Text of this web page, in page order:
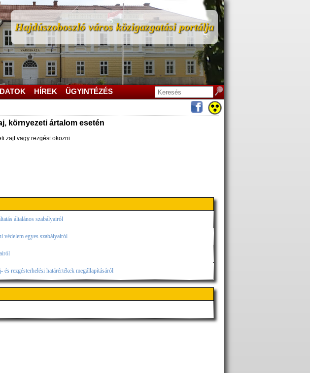
Hajdúszoboszló város közigazgatási portálja
HÍREK ÜGYINTÉZÉS
környezeti ártalom esetén
zajt vagy rezgést okozni.
általános szabályairól
védelem egyes szabályairól
rezgésterhelési határértékek megállapításáról